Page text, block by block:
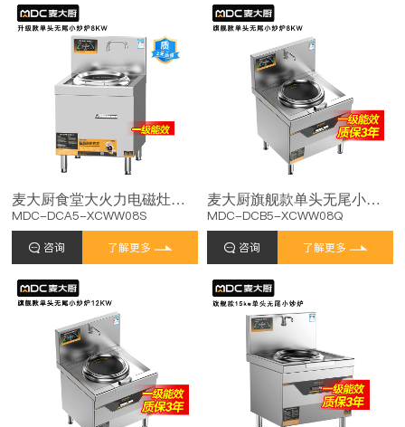
麦大厨食堂大火力电磁灶升级款单头无尾小炒炉商用8kw
MDC-DCA5-XCWW08S
咨询 了解更多
麦大厨旗舰款单头无尾小炒炉8kw食堂大火力电磁灶商用
MDC-DCB5-XCWW08Q
咨询 了解更多